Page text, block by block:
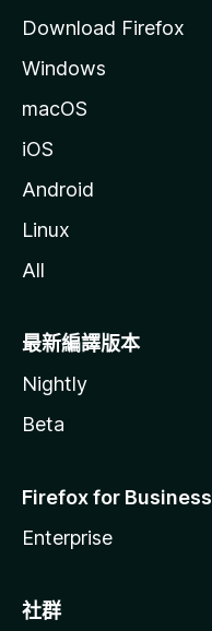
Download Firefox
Windows
macOS
iOS
Android
Linux
All
最新編譯版本
Nightly
Beta
Firefox for Business
Enterprise
社群